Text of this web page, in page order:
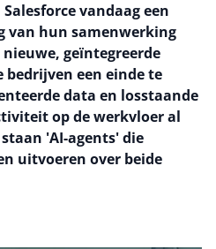
vandaag een
van hun samenwerking
geïntegreerde
een einde te
data en losstaande
op de werkvloer al
'AI-agents' die
uitvoeren over beide